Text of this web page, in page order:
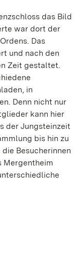
das Bild
war dort der
Das
und nach den
Zeit gestaltet.
in
Denn nicht nur
kann hier
der Jungsteinzeit
bis hin zu
Besucherinnen
Mergentheim